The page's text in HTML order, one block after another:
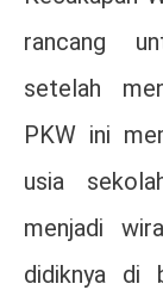
rancang
setelah
PKW ini
usia
menjadi
didiknya di